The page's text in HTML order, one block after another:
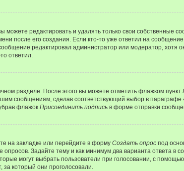
редактировать и удалять только свои собственные
после его создания. Если кто-то уже ответил на
редактировал администратор или модератор, хотя
ответил.
разделе. После этого вы можете отметить флажком пункт
сообщениям, сделав соответствующий выбор в
флажок Присоединить подпись в форме отправки
на закладке или перейдите в форму Создать опрос под
Задайте тему и как минимум два варианта ответа в
могут выбрать пользователи при голосовании, с
который они проголосовали.